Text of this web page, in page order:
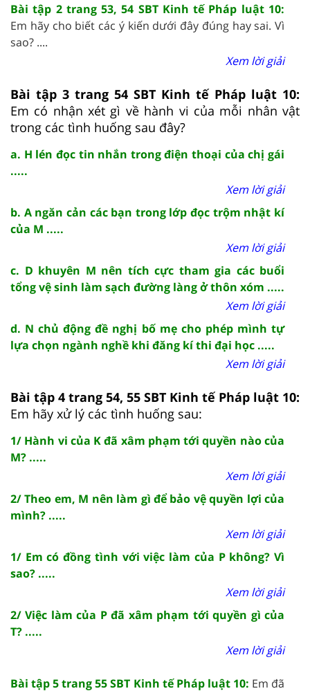
Bài tập 2 trang 53, 54 SBT Kinh tế Pháp luật 10:
Em hãy cho biết các ý kiến dưới đây đúng hay sai. Vì
sao? ....
Xem lời giải
Bài tập 3 trang 54 SBT Kinh tế Pháp luật 10:
Em có nhận xét gì về hành vi của mỗi nhân vật
trong các tình huống sau đây?
a. H lén đọc tin nhắn trong điện thoại của chị gái
.....
Xem lời giải
b. A ngăn cản các bạn trong lớp đọc trộm nhật kí
của M .....
Xem lời giải
c. D khuyên M nên tích cực tham gia các buổi
tổng vệ sinh làm sạch đường làng ở thôn xóm .....
Xem lời giải
d. N chủ động đề nghị bố mẹ cho phép mình tự
lựa chọn ngành nghề khi đăng kí thi đại học .....
Xem lời giải
Bài tập 4 trang 54, 55 SBT Kinh tế Pháp luật 10:
Em hãy xử lý các tình huống sau:
1/ Hành vi của K đã xâm phạm tới quyền nào của
M? .....
Xem lời giải
2/ Theo em, M nên làm gì để bảo vệ quyền lợi của
mình? .....
Xem lời giải
1/ Em có đồng tình với việc làm của P không? Vì
sao? .....
Xem lời giải
2/ Việc làm của P đã xâm phạm tới quyền gì của
T? .....
Xem lời giải
Bài tập 5 trang 55 SBT Kinh tế Pháp luật 10: Em đã